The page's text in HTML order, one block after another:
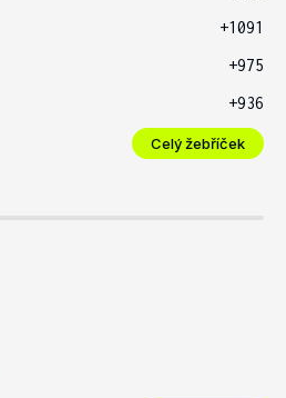
+1091
+975
+936
Celý žebříček